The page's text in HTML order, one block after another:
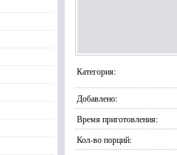
Категория:
Добавлено:
Время приготовления:
Кол-во порций: